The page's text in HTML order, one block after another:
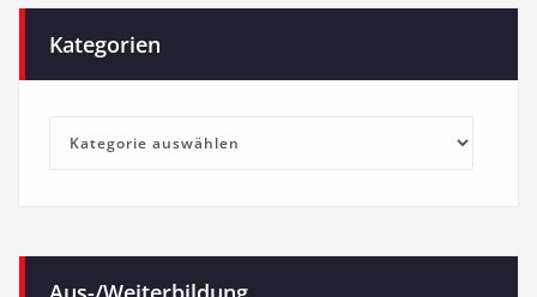
Kategorien
Kategorien